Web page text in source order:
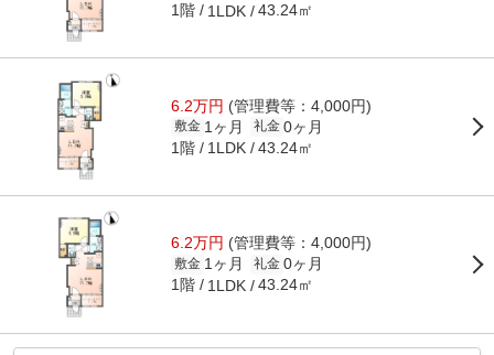
1階 1LDK 43.24㎡
6.2万円 (管理費等：4,000円)
敷金 1ヶ月 礼金 0ヶ月
1階 1LDK 43.24㎡
6.2万円 (管理費等：4,000円)
敷金 1ヶ月 礼金 0ヶ月
1階 1LDK 43.24㎡